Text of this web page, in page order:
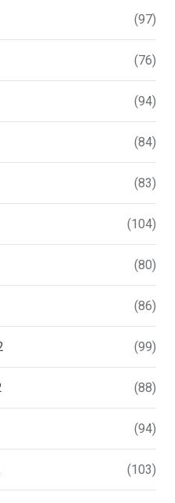
(97)
(76)
(94)
(84)
(83)
(104)
(80)
(86)
(99)
(88)
(94)
(103)